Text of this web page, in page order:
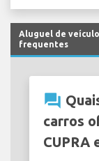
Aluguel de
frequentes
question_answer
carros
CUPRA